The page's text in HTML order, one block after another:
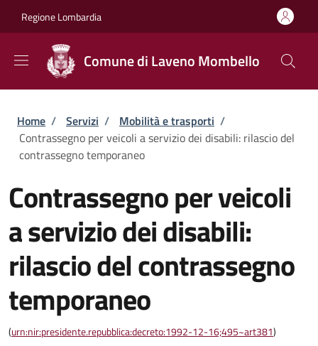
Regione Lombardia
Comune di Laveno Mombello
Briciole di pane
Home / Servizi / Mobilità e trasporti /
Contrassegno per veicoli a servizio dei disabili: rilascio del
contrassegno temporaneo
Contrassegno per veicoli
a servizio dei disabili:
rilascio del contrassegno
temporaneo
(urn:nir:presidente.repubblica:decreto:1992-12-16;495~art381)